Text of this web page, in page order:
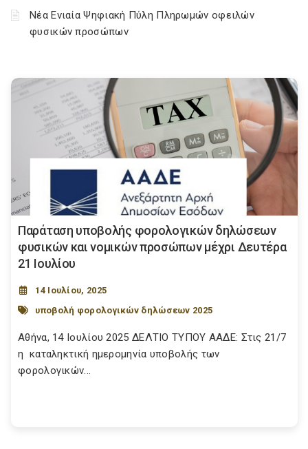
Νέα Ενιαία Ψηφιακή Πύλη Πληρωμών οφειλών
φυσικών προσώπων
Παράταση υποβολής φορολογικών δηλώσεων
φυσικών και νομικών προσώπων μέχρι Δευτέρα
21 Ιουλίου
14 Ιουλίου, 2025
υποβολή φορολογικών δηλώσεων 2025
Αθήνα, 14 Ιουλίου 2025 ΔΕΛΤΙΟ ΤΥΠΟΥ ΑΑΔΕ: Στις 21/7
η καταληκτική ημερομηνία υποβολής των
φορολογικών...